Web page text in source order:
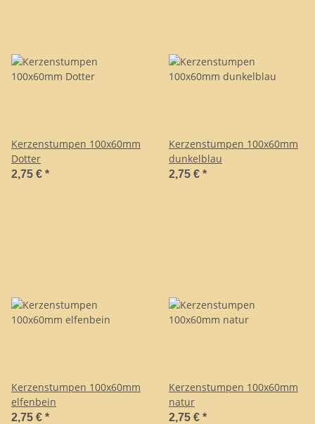
Kerzenstumpen 100x60mm
Dotter
2,75 € *
Kerzenstumpen 100x60mm
dunkelblau
2,75 € *
Kerzenstumpen 100x60mm
elfenbein
2,75 € *
Kerzenstumpen 100x60mm
natur
2,75 € *